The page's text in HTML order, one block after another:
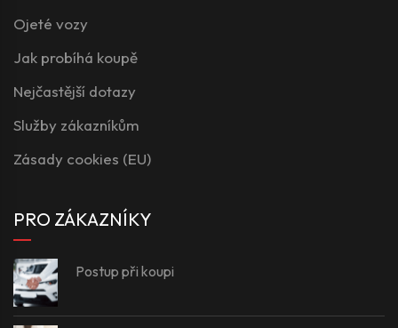
Ojeté vozy
Jak probíhá koupě
Nejčastější dotazy
Služby zákazníkům
Zásady cookies (EU)
PRO ZÁKAZNÍKY
Postup při koupi